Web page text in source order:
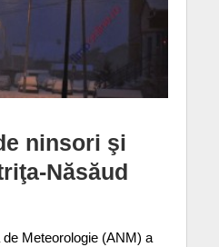
ninsori şi
Năsăud
Meteorologie (ANM) a